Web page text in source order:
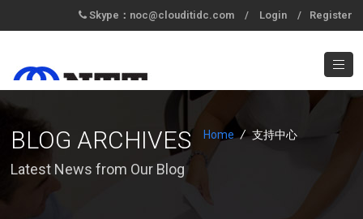
Skype：noc@clouditidc.com / Login / Register
BLOG ARCHIVES
Latest News from Our Blog
Home / 支持中心